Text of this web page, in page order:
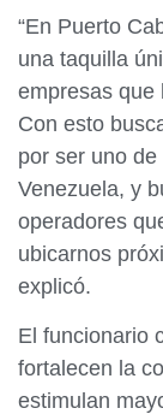
“En Puerto
una taquilla
empresas que
Con esto
por ser uno
Venezuela, y
operadores
ubicarnos
explicó.
El funcionario
fortalecen la
estimulan